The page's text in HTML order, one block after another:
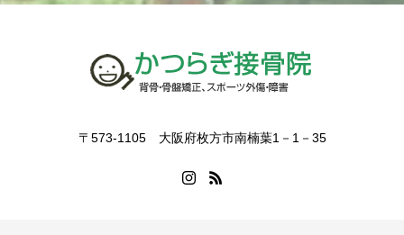
〒573-1105 大阪府枚方市南楠葉1－1－35